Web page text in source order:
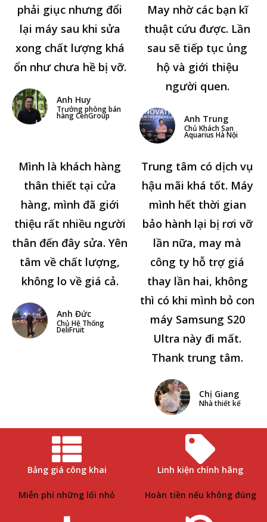
phải giục nhưng đổi
lại máy sau khi sửa
xong chất lượng khá
ổn như chưa hề bị vỡ.
Anh Huy
Trưởng phòng bán
hàng CenGroup
May nhờ các bạn kĩ
thuật cứu được. Lần
sau sẽ tiếp tục ủng
hộ và giới thiệu
người quen.
Anh Trung
Chủ Khách Sạn
Aquarius Hà Nội
Mình là khách hàng
thân thiết tại cửa
hàng, mình đã giới
thiệu rất nhiều người
thân đến đây sửa. Yên
tâm về chất lượng,
không lo về giá cả.
Anh Đức
Chủ Hệ Thống
DeliFruit
Trung tâm có dịch vụ
hậu mãi khá tốt. Máy
mình hết thời gian
bảo hành lại bị rơi vỡ
lần nữa, may mà
công ty hỗ trợ giá
thay lần hai, không
thì có khi mình bỏ con
máy Samsung S20
Ultra này đi mất.
Thank trung tâm.
Chị Giang
Nhà thiết kế
Bảng giá công khai
Miễn phí những lối nhỏ
Linh kiện chính hãng
Hoàn tiền nếu không đúng